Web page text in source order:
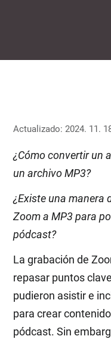
Actualizado: 2024. 11.
¿Cómo convertir un
un archivo MP3?
¿Existe una manera
Zoom a MP3 para
pódcast?
La grabación de
repasar puntos
pudieron asistir e
para crear
pódcast. Sin